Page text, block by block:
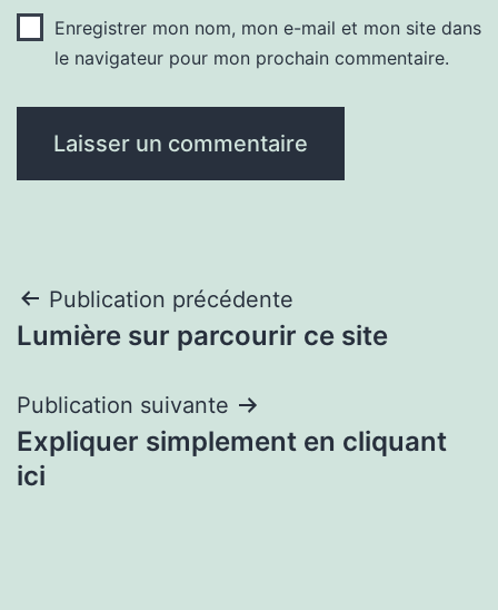
Enregistrer mon nom, mon e-mail et mon site dans
le navigateur pour mon prochain commentaire.
Navigation
de
l’article
Publication précédente
Lumière sur parcourir ce site
Publication suivante
Expliquer simplement en cliquant
ici